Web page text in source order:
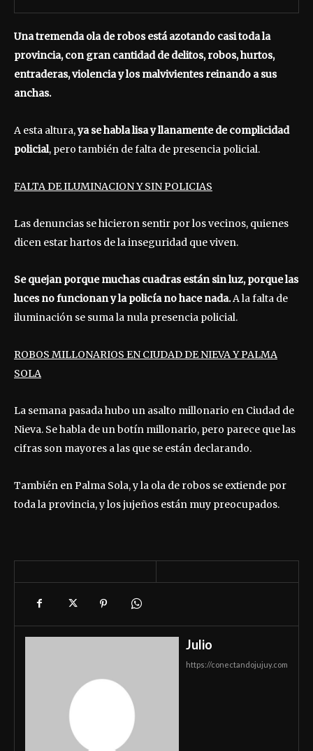
Una tremenda ola de robos está azotando casi toda la
provincia, con gran cantidad de delitos, robos, hurtos,
entraderas, violencia y los malvivientes reinando a sus
anchas.
A esta altura,ya se habla lisa y llanamente de complicidad
policial, pero también de falta de presencia policial.
FALTA DE ILUMINACION Y SIN POLICIAS
Las denuncias se hicieron sentir por los vecinos, quienes
dicen estar hartos de la inseguridad que viven.
Se quejan porque muchas cuadras están sin luz, porque las
luces no funcionan y la policía no hace nada.A la falta de
iluminación se suma la nula presencia policial.
ROBOS MILLONARIOS EN CIUDAD DE NIEVA Y PALMA
SOLA
La semana pasada hubo un asalto millonario en Ciudad de
Nieva. Se habla de un botín millonario, pero parece que las
cifras son mayores a las que se están declarando.
También en Palma Sola, y la ola de robos se extiende por
toda la provincia, y los jujeños están muy preocupados.
Julio
https://conectandojujuy.com